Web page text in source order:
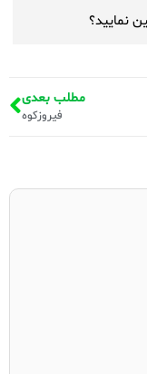
نمایید؟
مطلب بعدی
فیروزکوه